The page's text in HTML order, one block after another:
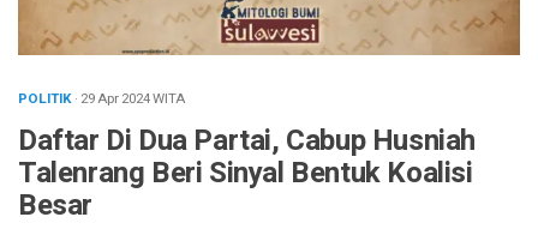
POLITIK· 29 Apr 2024WITA
Daftar Di Dua Partai, Cabup Husniah
Talenrang Beri Sinyal Bentuk Koalisi
Besar